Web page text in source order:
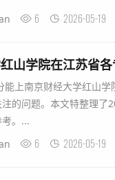
6 2026-05-19
山学院在江苏省
上南京财经大学红山
的问题。本文特整理
。...
6 2026-05-19